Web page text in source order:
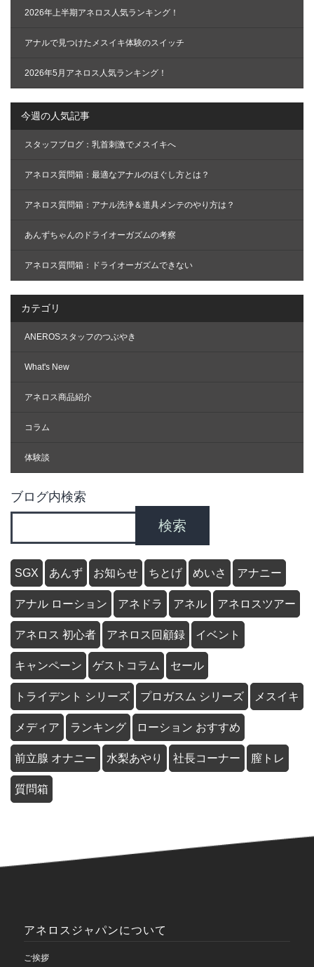
2026年上半期アネロス人気ランキング！
アナルで見つけたメスイキ体験のスイッチ
2026年5月アネロス人気ランキング！
今週の人気記事
スタッフブログ：乳首刺激でメスイキへ
アネロス質問箱：最適なアナルのほぐし方とは？
アネロス質問箱：アナル洗浄＆道具メンテのやり方は？
あんずちゃんのドライオーガズムの考察
アネロス質問箱：ドライオーガズムできない
カテゴリ
ANEROSスタッフのつぶやき
What's New
アネロス商品紹介
コラム
体験談
ブログ内検索
検索
SGX あんず お知らせ ちとげ めいさ アナニー
アナル ローション アネドラ アネル アネロスツアー
アネロス 初心者 アネロス回顧録 イベント
キャンペーン ゲストコラム セール
トライデント シリーズ プロガスム シリーズ メスイキ
メディア ランキング ローション おすすめ
前立腺 オナニー 水梨あやり 社長コーナー 膣トレ
質問箱
アネロスジャパンについて
ご挨拶